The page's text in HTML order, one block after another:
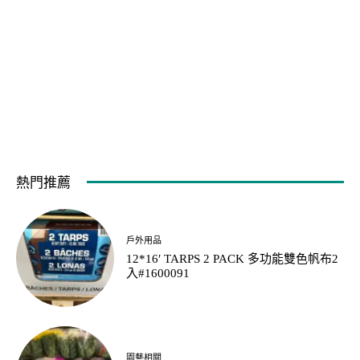
熱門推薦
戶外用品
12*16′ TARPS 2 PACK 多功能雙色帆布2
入#1600091
園藝相關